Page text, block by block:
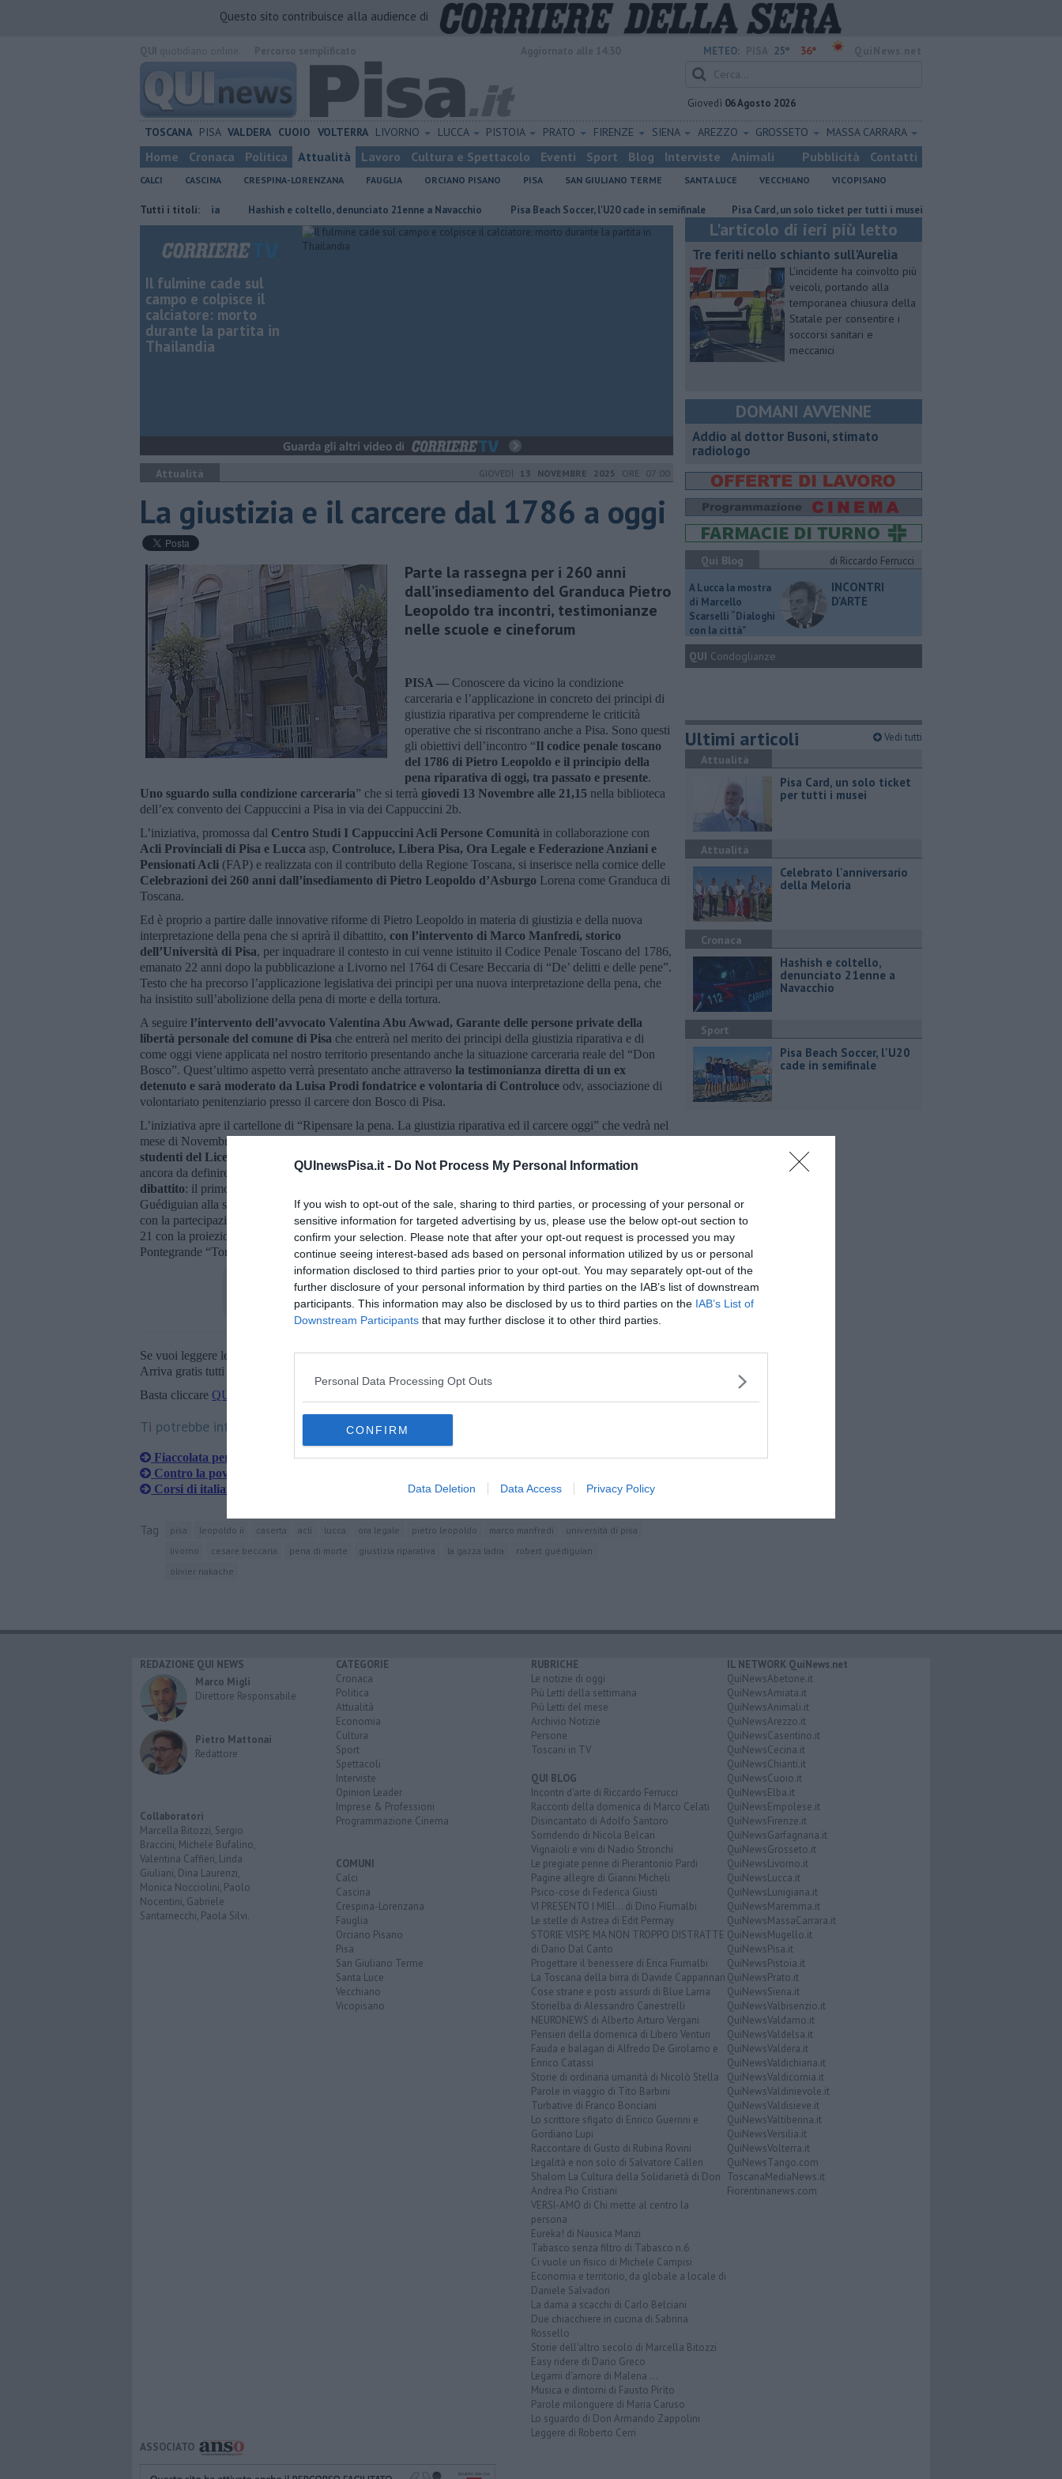
QUInewsPisa.it - Do Not Process My Personal Information
If you wish to opt-out of the sale, sharing to third parties, or processing of your personal or
sensitive information for targeted advertising by us, please use the below opt-out section to
confirm your selection. Please note that after your opt-out request is processed you may
continue seeing interest-based ads based on personal information utilized by us or personal
information disclosed to third parties prior to your opt-out. You may separately opt-out of the
further disclosure of your personal information by third parties on the IAB’s list of downstream
participants. This information may also be disclosed by us to third parties on the IAB’s List of
Downstream Participants that may further disclose it to other third parties.
Personal Data Processing Opt Outs
CONFIRM
Data Deletion Data Access Privacy Policy
Questo sito contribuisce alla audience di
METEO: 25° 36°
Giovedì 06 Agosto 2026
TOSCANA PISA VALDERA CUOIO VOLTERRA LIVORNO LUCCA PISTOIA PRATO FIRENZE SIENA AREZZO GROSSETO MASSA CARRARA
Home Cronaca Politica Attualità Lavoro Cultura e Spettacolo Eventi Sport Blog Interviste Animali Pubblicità Contatti
CALCI CASCINA CRESPINA-LORENZANA FAUGLIA ORCIANO PISANO PISA SAN GIULIANO TERME SANTA LUCE VECCHIANO VICOPISANO
Tutti i titoli:
Celebrato l'anniversario della Meloria Hashish e coltello, denunciato 21enne a Navacchio Pisa Beach Soccer, l'U20 cade in semifinale Pisa Card, un solo ticket per tutti i musei Celebrato l'anniversario della
Il fulmine cade sul
campo e colpisce il
calciatore: morto
durante la partita in
Thailandia
Attualità GIOVEDÌ 13 NOVEMBRE 2025 ORE 07:00
La giustizia e il carcere dal 1786 a oggi
Parte la rassegna per i 260 anni
dall’insediamento del Granduca Pietro
Leopoldo tra incontri, testimonianze
nelle scuole e cineforum
PISA — Conoscere da vicino la condizione
carceraria e l’applicazione in concreto dei principi di
giustizia riparativa per comprenderne le criticità
operative che si riscontrano anche a Pisa. Sono questi
gli obiettivi dell’incontro “Il codice penale toscano
del 1786 di Pietro Leopoldo e il principio della
pena riparativa di oggi, tra passato e presente.
Uno sguardo sulla condizione carceraria” che si terrà giovedi 13 Novembre alle 21,15 nella biblioteca
dell’ex convento dei Cappuccini a Pisa in via dei Cappuccini 2b.
L’iniziativa, promossa dal Centro Studi I Cappuccini Acli Persone Comunità in collaborazione con
Acli Provinciali di Pisa e Lucca asp, Controluce, Libera Pisa, Ora Legale e Federazione Anziani e
Pensionati Acli (FAP) e realizzata con il contributo della Regione Toscana, si inserisce nella cornice delle
Celebrazioni dei 260 anni dall’insediamento di Pietro Leopoldo d’Asburgo Lorena come Granduca di
Toscana.
Ed è proprio a partire dalle innovative riforme di Pietro Leopoldo in materia di giustizia e della nuova
interpretazione della pena che si aprirà il dibattito, con l’intervento di Marco Manfredi, storico
dell’Università di Pisa, per inquadrare il contesto in cui venne istituito il Codice Penale Toscano del 1786,
emanato 22 anni dopo la pubblicazione a Livorno nel 1764 di Cesare Beccaria di “De’ delitti e delle pene”.
Testo che ha precorso l’applicazione legislativa dei principi per una nuova interpretazione della pena, che
ha insistito sull’abolizione della pena di morte e della tortura.
A seguire l’intervento dell’avvocato Valentina Abu Awwad, Garante delle persone private della
libertà personale del comune di Pisa che entrerà nel merito dei principi della giustizia riparativa e di
come oggi viene applicata nel nostro territorio presentando anche la situazione carceraria reale del “Don
Bosco”. Quest’ultimo aspetto verrà presentato anche attraverso la testimonianza diretta di un ex
detenuto e sarà moderato da Luisa Prodi fondatrice e volontaria di Controluce odv, associazione di
volontariato penitenziario presso il carcere don Bosco di Pisa.
L’iniziativa apre il cartellone di “Ripensare la pena. La giustizia riparativa ed il carcere oggi” che vedrà nel
mese di Novembre a
studenti del Liceo Classico Galilei di Pisa a cura di Controluce, Ora Legale e Libera Pisa
ancora da definire) con la partecipazione di don Armando Zappolinie anchedue cineforum con
dibattito: il primo, il 14 Novembre alle 17,30 con la proiezione di “La gazza ladra” regia di Robert
Guédiguian alla sede Acli Lucca di via Catalani 59 promosso da Circolo Acli Lucca Città e Libera Lucca
con la partecipazione di don Andrea Bigalli referente di Libera Toscana; il secondo, il 28 Novembre alle
21 con la proiezione di “Quasi amici” regia di Olivier Nakache e Eric Toledano promosso dal circolo Acli
Pontegrande “Toniolo” di Calci presso la sala Consiliare del Comune di Calci.
Se vuoi leggere le notizie principali della Toscana iscriviti allaNewsletter QUInews - ToscanaMedia.
Arriva gratis tutti i giorni alle 20:00 direttamente nella tua casella di posta.
Basta cliccare QUI
Ti potrebbe interessare anche:
Fiaccolata per Gaza e per la pace
Contro la povertà educativa, "Tuttincampo"
Corsi di italiano gratis ai migranti
Tag pisa leopoldo ii caserta acli lucca ora legale pietro leopoldo marco manfredi
università di pisa
livorno
cesare beccaria pena di morte giustizia riparativa la gazza ladra
robert guédiguian
olivier nakache
L'articolo di ieri più letto
Tre feriti nello schianto sull'Aurelia
L'incidente ha coinvolto più
veicoli, portando alla
temporanea chiusura della
Statale per consentire i
soccorsi sanitari e
meccanici
DOMANI AVVENNE
Addio al dottor Busoni, stimato
radiologo
Qui Blog
di Riccardo Ferrucci
A Lucca la mostra
di Marcello
Scarselli “Dialoghi
con la città"
INCONTRI
D'ARTE
QUI Condoglianze
Ultimi articoli Vedi tutti
Attualità
Pisa Card, un solo ticket
per tutti i musei
Attualità
Celebrato l'anniversario
della Meloria
Cronaca
Hashish e coltello,
denunciato 21enne a
Navacchio
Sport
Pisa Beach Soccer, l'U20
cade in semifinale
REDAZIONE QUI NEWS
Marco Migli
Direttore Responsabile
Pietro Mattonai
Redattore
Collaboratori
Marcella Bitozzi, Sergio
Braccini, Michele Bufalino,
Valentina Caffieri, Linda
Giuliani, Dina Laurenzi,
Monica Nocciolini, Paolo
Nocentini, Gabriele
Santarnecchi, Paola Silvi.
CATEGORIE
Cronaca
Politica
Attualità
Economia
Cultura
Sport
Spettacoli
Interviste
Opinion Leader
Imprese & Professioni
Programmazione Cinema
COMUNI
Calci
Cascina
Crespina-Lorenzana
Fauglia
Orciano Pisano
Pisa
San Giuliano Terme
Santa Luce
Vecchiano
Vicopisano
RUBRICHE
Le notizie di oggi
Più Letti della settimana
Più Letti del mese
Archivio Notizie
Persone
Toscani in TV
QUI BLOG
Incontri d'arte di Riccardo Ferrucci
Racconti della domenica di Marco Celati
Disincantato di Adolfo Santoro
Sorridendo di Nicola Belcari
Vignaioli e vini di Nadio Stronchi
Le pregiate penne di Pierantonio Pardi
Pagine allegre di Gianni Micheli
Psico-cose di Federica Giusti
VI PRESENTO I MIEI... di Dino Fiumalbi
Le stelle di Astrea di Edit Permay
STORIE VISPE MA NON TROPPO DISTRATTE
di Dario Dal Canto
Progettare il benessere di Erica Fiumalbi
La Toscana della birra di Davide Cappannari
Cose strane e posti assurdi di Blue Lama
Storielba di Alessandro Canestrelli
NEURONEWS di Alberto Arturo Vergani
Pensieri della domenica di Libero Venturi
Fauda e balagan di Alfredo De Girolamo e
Enrico Catassi
Storie di ordinaria umanità di Nicolò Stella
Parole in viaggio di Tito Barbini
Turbative di Franco Bonciani
Lo scrittore sfigato di Enrico Guerrini e
Gordiano Lupi
Raccontare di Gusto di Rubina Rovini
Legalità e non solo di Salvatore Calleri
Shalom La Cultura della Solidarietà di Don
Andrea Pio Cristiani
VERSI-AMO di Chi mette al centro la
persona
Eureka! di Nausica Manzi
Tabasco senza filtro di Tabasco n.6
Ci vuole un fisico di Michele Campisi
Economia e territorio, da globale a locale di
Daniele Salvadori
La dama a scacchi di Carlo Belciani
Due chiacchiere in cucina di Sabrina
Rossello
Storie dell'altro secolo di Marcella Bitozzi
Easy ridere di Dario Greco
Legami d'amore di Malena ...
Musica e dintorni di Fausto Pirìto
Parole milonguere di Maria Caruso
Lo sguardo di Don Armando Zappolini
Leggere di Roberto Cerri
IL NETWORK QuiNews.net
QuiNewsAbetone.it
QuiNewsAmiata.it
QuiNewsAnimali.it
QuiNewsArezzo.it
QuiNewsCasentino.it
QuiNewsCecina.it
QuiNewsChianti.it
QuiNewsCuoio.it
QuiNewsElba.it
QuiNewsEmpolese.it
QuiNewsFirenze.it
QuiNewsGarfagnana.it
QuiNewsGrosseto.it
QuiNewsLivorno.it
QuiNewsLucca.it
QuiNewsLunigiana.it
QuiNewsMaremma.it
QuiNewsMassaCarrara.it
QuiNewsMugello.it
QuiNewsPisa.it
QuiNewsPistoia.it
QuiNewsPrato.it
QuiNewsSiena.it
QuiNewsValbisenzio.it
QuiNewsValdarno.it
QuiNewsValdelsa.it
QuiNewsValdera.it
QuiNewsValdichiana.it
QuiNewsValdicornia.it
QuiNewsValdinievole.it
QuiNewsValdisieve.it
QuiNewsValtiberina.it
QuiNewsVersilia.it
QuiNewsVolterra.it
QuiNewsTango.com
ToscanaMediaNews.it
Fiorentinanews.com
ASSOCIATO